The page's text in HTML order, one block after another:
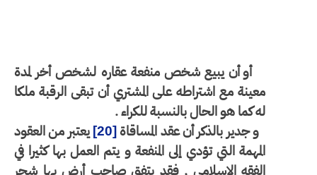
أو أن يبيع شخص منفعة عقاره لشخص أخر لمدة
معينة مع اشتراطه على المشتري أن تبقى الرقبة ملكا
له كما هو الحال بالنسبة للكراء .
و جدير بالذكر أن عقد المساقاة[20]يعتبر من العقود
المهمة التي تؤدي إلى المنفعة و يتم العمل بها كثيرا في
الفقه الإسلامي , فقد يتفق صاحب أرض بها شجر